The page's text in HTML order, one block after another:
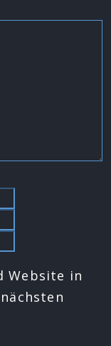
Website in